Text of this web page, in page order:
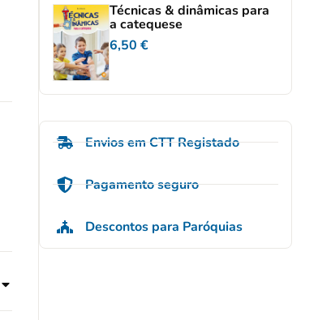
Técnicas & dinâmicas para
a catequese
6,50 €
Envios em CTT Registado
Pagamento seguro
Descontos para Paróquias